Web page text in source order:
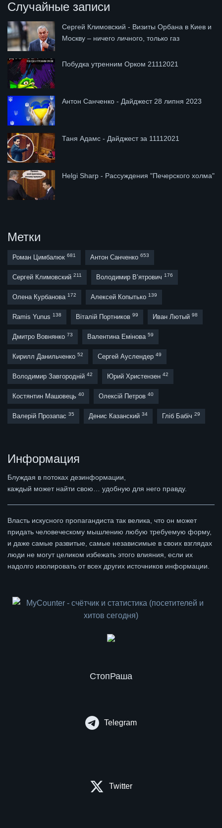
Случайные записи
Сергей Климовский - Визиты Орбана в Киев и
Москву – ничего личного, только газ
Побудка утренним Орком 21112021
Антон Санченко - Дайджест 28 липня 2023
Таня Адамс - Дайджест за 11112021
Helgi Sharp - Рассуждения "Печерского холма"
Метки
Роман Цимбалюк 681 Антон Санченко 653
Сергей Климовский 211 Володимир В’ятрович 176
Олена Курбанова 172 Алексей Копытько 139
Ramis Yunus 138 Віталій Портников 99 Иван Лютый 98
Дмитро Вовнянко 73 Валентина Емінова 59
Кирилл Данильченко 52 Сергей Ауслендер 49
Володимир Завгородній 42 Юрий Христензен 42
Костянтин Машовець 40 Олексій Петров 40
Валерій Прозапас 35 Денис Казанский 34 Гліб Бабіч 29
Информация
Блуждая в потоках дезинформации,
каждый может найти свою… удобную для него правду.
Власть искусного пропагандиста так велика, что он может
придать человеческому мышлению любую требуемую форму,
и даже самые развитые, самые независимые в своих взглядах
люди не могут целиком избежать этого влияния, если их
надолго изолировать от всех других источников информации.
СтопРаша
Telegram
Twitter